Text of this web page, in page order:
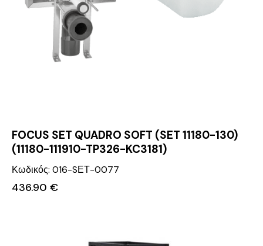
FOCUS SET QUADRO SOFT (SET 11180-130)
(11180-111910-TP326-KC3181)
Κωδικός: 016-SΕΤ-0077
436.90 €